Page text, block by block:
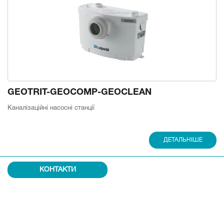
GEOTRIT-GEOCOMP-GEOCLEAN
Каналізаційні насосні станції
ДЕТАЛЬНІШЕ
КОНТАКТИ